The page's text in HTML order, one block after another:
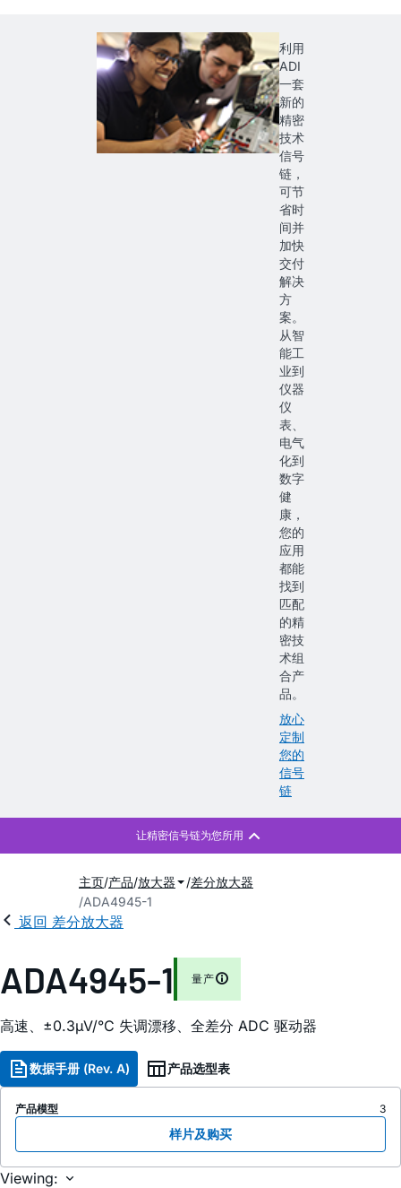
利用
ADI
一套
新的
精密
技术
信号
链，
可节
省时
间并
加快
交付
解决
方
案。
从智
能工
业到
仪器
仪
表、
电气
化到
数字
健
康，
您的
应用
都能
找到
匹配
的精
密技
术组
合产
品。
放心
定制
您的
信号
链
主页 产品 放大器
差分放大器
ADA4945-1
返回 差分放大器
ADA4945-1 量产
高速、±0.3µV/°C 失调漂移、全差分 ADC 驱动器
数据手册 (Rev. A) 产品选型表
产品模型 3
样片及购买
Viewing: